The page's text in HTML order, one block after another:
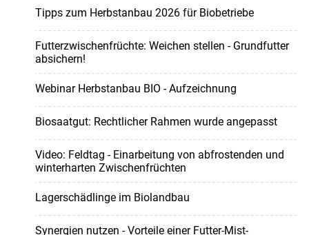
Tipps zum Herbstanbau 2026 für Biobetriebe
Futterzwischenfrüchte: Weichen stellen - Grundfutter
absichern!
Webinar Herbstanbau BIO - Aufzeichnung
Biosaatgut: Rechtlicher Rahmen wurde angepasst
Video: Feldtag - Einarbeitung von abfrostenden und
winterharten Zwischenfrüchten
Lagerschädlinge im Biolandbau
Synergien nutzen - Vorteile einer Futter-Mist-